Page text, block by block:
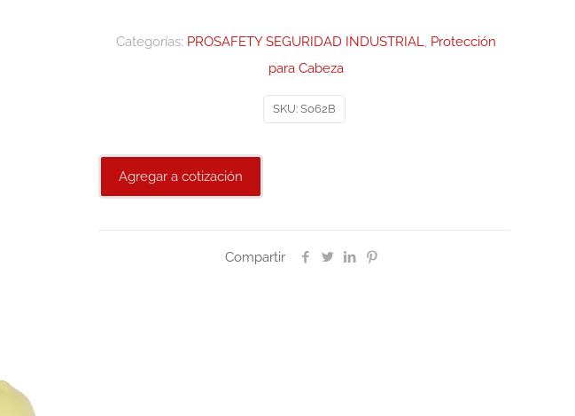
SKU: S062B
Categorías: PROSAFETY SEGURIDAD INDUSTRIAL, Protección
para Cabeza
Agregar a cotización
Compartir